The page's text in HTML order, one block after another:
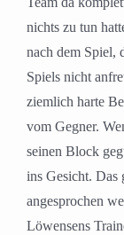
nichts zu tun
nach dem Spiel,
Spiels nicht
ziemlich harte
vom Gegner.
seinen Block
ins Gesicht. Das
angesprochen
Löwensens